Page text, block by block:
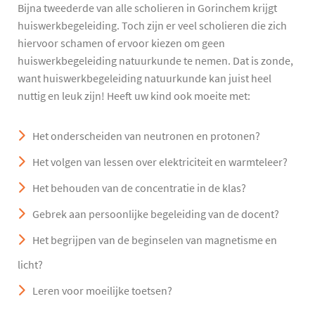
Bijna tweederde van alle scholieren in Gorinchem krijgt
huiswerkbegeleiding. Toch zijn er veel scholieren die zich
hiervoor schamen of ervoor kiezen om geen
huiswerkbegeleiding natuurkunde te nemen. Dat is zonde,
want huiswerkbegeleiding natuurkunde kan juist heel
nuttig en leuk zijn! Heeft uw kind ook moeite met:
Het onderscheiden van neutronen en protonen?
Het volgen van lessen over elektriciteit en warmteleer?
Het behouden van de concentratie in de klas?
Gebrek aan persoonlijke begeleiding van de docent?
Het begrijpen van de beginselen van magnetisme en
licht?
Leren voor moeilijke toetsen?